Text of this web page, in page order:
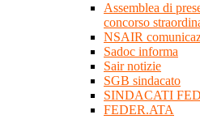
Assemblea di
concorso
NSAIR
Sadoc informa
Sair notizie
SGB sindacato
SINDACATI
FEDER.ATA